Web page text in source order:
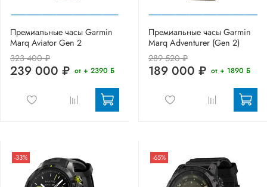
Премиальные часы Garmin
Marq Aviator Gen 2
323 400 ₽
239 000 ₽ от + 2390 Б
Премиальные часы Garmin
Marq Adventurer (Gen 2)
289 520 ₽
189 000 ₽ от + 1890 Б
-33% -65%